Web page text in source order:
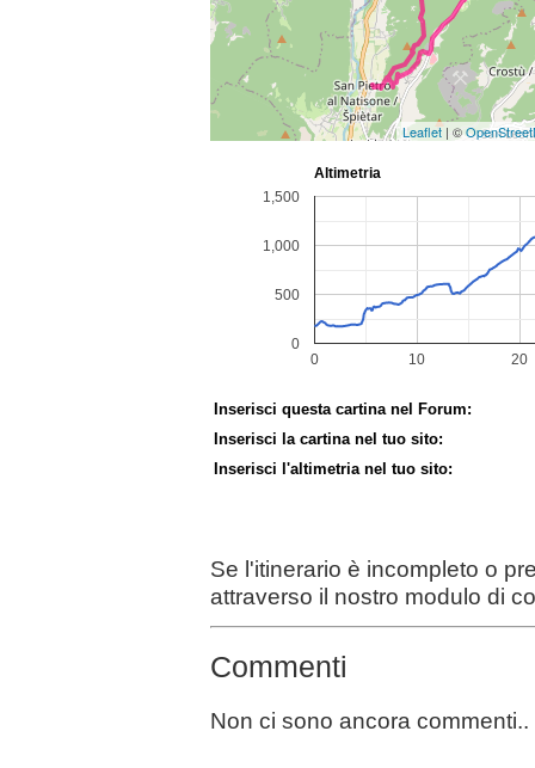
Leaflet | ©
Inserisci questa cartina nel Forum:
Inserisci la cartina nel tuo sito:
Inserisci l'altimetria nel tuo sito:
Se l'itinerario è incompleto o
attraverso il nostro modulo di
Commenti
Non ci sono ancora commenti..